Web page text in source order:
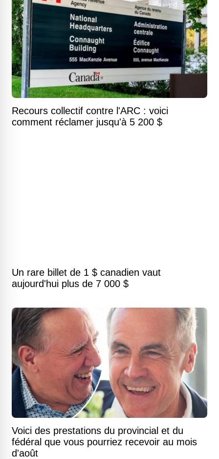
Recours collectif contre l'ARC : voici
comment réclamer jusqu'à 5 200 $
Un rare billet de 1 $ canadien vaut
aujourd'hui plus de 7 000 $
Voici des prestations du provincial et du
fédéral que vous pourriez recevoir au mois
d'août